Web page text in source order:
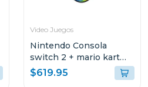
Video Juegos
Nintendo Consola
switch 2 + mario kart
world
$619.95